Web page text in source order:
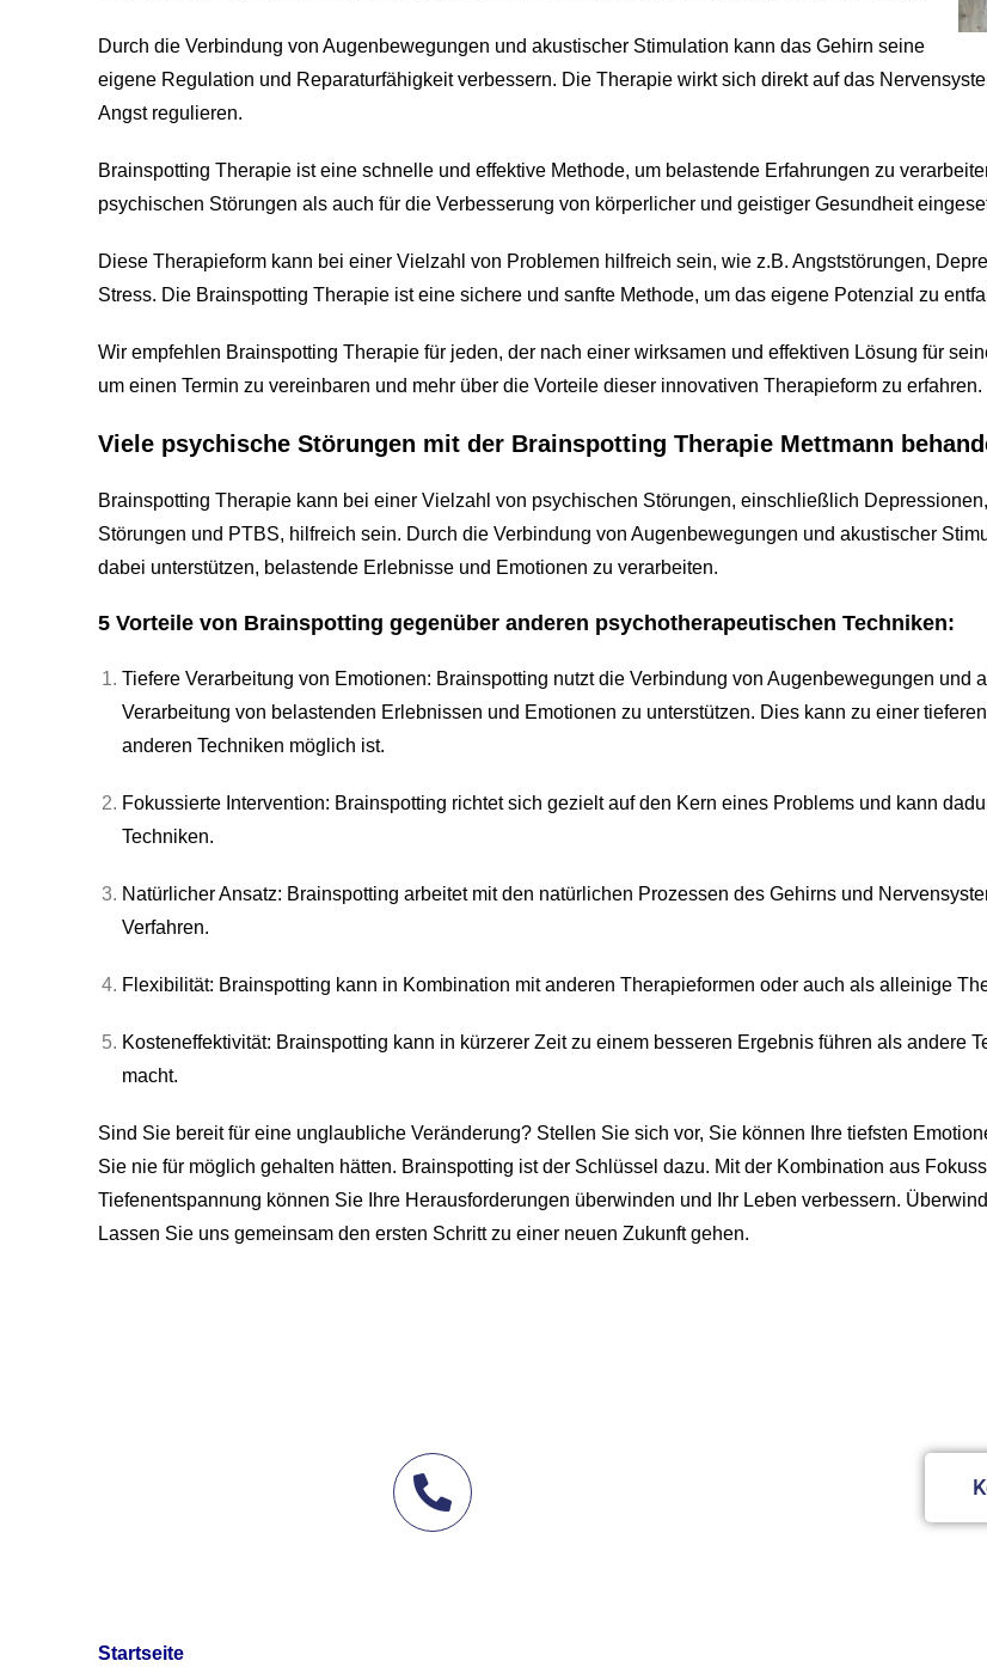
Durch die Verbindung von Augenbewegungen und akustischer Stimulation kann das Gehirn seine
eigene Regulation und Reparaturfähigkeit verbessern. Die Therapie wirkt sich direkt auf das
Angst regulieren.
Brainspotting Therapie ist eine schnelle und effektive Methode, um belastende Erfahrungen zu
psychischen Störungen als auch für die Verbesserung von körperlicher und geistiger Gesundheit
Diese Therapieform kann bei einer Vielzahl von Problemen hilfreich sein, wie z.B. Angststörungen,
Stress. Die Brainspotting Therapie ist eine sichere und sanfte Methode, um das eigene Potenzial zu
Wir empfehlen Brainspotting Therapie für jeden, der nach einer wirksamen und effektiven Lösung für
um einen Termin zu vereinbaren und mehr über die Vorteile dieser innovativen Therapieform zu erfahren.
Viele psychische Störungen mit der Brainspotting Therapie Mettmann
Brainspotting Therapie kann bei einer Vielzahl von psychischen Störungen, einschließlich
Störungen und PTBS, hilfreich sein. Durch die Verbindung von Augenbewegungen und akustischer
dabei unterstützen, belastende Erlebnisse und Emotionen zu verarbeiten.
5 Vorteile von Brainspotting gegenüber anderen psychotherapeutischen Techniken:
Tiefere Verarbeitung von Emotionen: Brainspotting nutzt die Verbindung von Augenbewegungen und
Verarbeitung von belastenden Erlebnissen und Emotionen zu unterstützen. Dies kann zu einer
anderen Techniken möglich ist.
Fokussierte Intervention: Brainspotting richtet sich gezielt auf den Kern eines Problems und kann
Techniken.
Natürlicher Ansatz: Brainspotting arbeitet mit den natürlichen Prozessen des Gehirns und
Verfahren.
Flexibilität: Brainspotting kann in Kombination mit anderen Therapieformen oder auch als alleinige
Kosteneffektivität: Brainspotting kann in kürzerer Zeit zu einem besseren Ergebnis führen als andere
macht.
Sind Sie bereit für eine unglaubliche Veränderung? Stellen Sie sich vor, Sie können Ihre tiefsten
Sie nie für möglich gehalten hätten. Brainspotting ist der Schlüssel dazu. Mit der Kombination aus
Tiefenentspannung können Sie Ihre Herausforderungen überwinden und Ihr Leben verbessern.
Lassen Sie uns gemeinsam den ersten Schritt zu einer neuen Zukunft gehen.
Startseite